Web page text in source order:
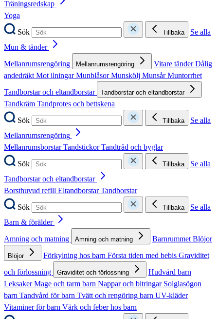
Träningsredskap
Yoga
Sök
Tillbaka
Se alla
Mun & tänder
Mellanrumsrengöring
Mellanrumsrengöring Vitare tänderDålig
andedräktMot ilningarMunblåsorMunskölj MunsårMuntorrhet
Tandborstar och eltandborstar
Tandborstar och eltandborstar
Tandkräm Tandprotes och bettskena
Sök
Tillbaka
Se alla
Mellanrumsrengöring
MellanrumsborstarTandstickorTandtråd och byglar
Sök
Tillbaka
Se alla
Tandborstar och eltandborstar
Borsthuvud refill EltandborstarTandborstar
Sök
Tillbaka
Se alla
Barn & förälder
Amning och matning
Amning och matning BarnrummetBlöjor
Blöjor Förkylning hos barn Första tiden med bebis Graviditet
och förlossning
Graviditet och förlossning
Hudvård barn
LeksakerMage och tarm barn Nappar och bitringar Solglasögon
barn Tandvård för barn Tvätt och rengöring barn UV-kläder
Vitaminer för barn Värk och feber hos barn